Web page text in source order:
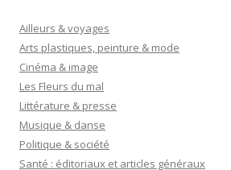
Ailleurs & voyages
Arts plastiques, peinture & mode
Cinéma & image
Les Fleurs du mal
Littérature & presse
Musique & danse
Politique & société
Santé : éditoriaux et articles généraux